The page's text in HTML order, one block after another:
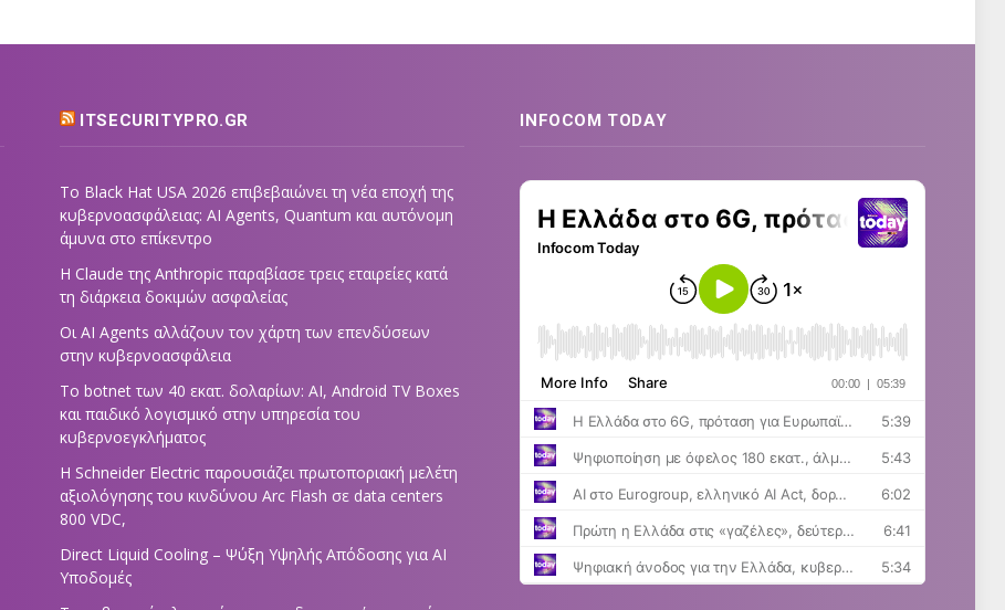
ITSECURITYPRO.GR
Το Black Hat USA 2026 επιβεβαιώνει τη νέα εποχή της
κυβερνοασφάλειας: AI Agents, Quantum και αυτόνομη
άμυνα στο επίκεντρο
Η Claude της Anthropic παραβίασε τρεις εταιρείες κατά
τη διάρκεια δοκιμών ασφαλείας
Οι AI Agents αλλάζουν τον χάρτη των επενδύσεων
στην κυβερνοασφάλεια
Το botnet των 40 εκατ. δολαρίων: AI, Android TV Boxes
και παιδικό λογισμικό στην υπηρεσία του
κυβερνοεγκλήματος
Η Schneider Electric παρουσιάζει πρωτοποριακή μελέτη
αξιολόγησης του κινδύνου Arc Flash σε data centers
800 VDC,
Direct Liquid Cooling – Ψύξη Υψηλής Απόδοσης για AI
Υποδομές
INFOCOM TODAY